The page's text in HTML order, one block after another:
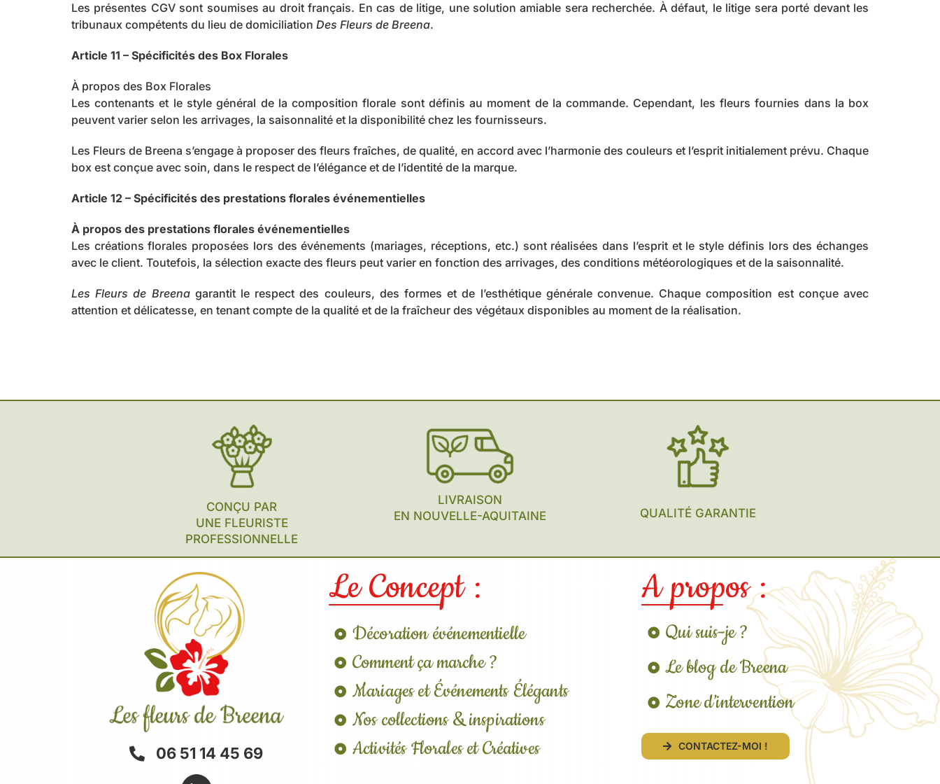
Les présentes CGV sont soumises au droit français. En cas de litige, une solution amiable sera recherchée. À défaut, le litige sera porté devant les
tribunaux compétents du lieu de domiciliation Des Fleurs de Breena.
Article 11 – Spécificités des Box Florales
À propos des Box Florales
Les contenants et le style général de la composition florale sont définis au moment de la commande. Cependant, les fleurs fournies dans la box
peuvent varier selon les arrivages, la saisonnalité et la disponibilité chez les fournisseurs.
Les Fleurs de Breena s’engage à proposer des fleurs fraîches, de qualité, en accord avec l’harmonie des couleurs et l’esprit initialement prévu. Chaque
box est conçue avec soin, dans le respect de l’élégance et de l’identité de la marque.
Article 12 – Spécificités des prestations florales événementielles
À propos des prestations florales événementielles
Les créations florales proposées lors des événements (mariages, réceptions, etc.) sont réalisées dans l’esprit et le style définis lors des échanges
avec le client. Toutefois, la sélection exacte des fleurs peut varier en fonction des arrivages, des conditions météorologiques et de la saisonnalité.
Les Fleurs de Breenagarantit le respect des couleurs, des formes et de l’esthétique générale convenue. Chaque composition est conçue avec
attention et délicatesse, en tenant compte de la qualité et de la fraîcheur des végétaux disponibles au moment de la réalisation.
CONÇU PAR
UNE FLEURISTE
PROFESSIONNELLE
LIVRAISON
EN NOUVELLE-AQUITAINE
QUALITÉ GARANTIE
06 51 14 45 69
Le Concept :
Décoration événementielle
Comment ça marche ?
Mariages et Événements Élégants
Nos collections & inspirations
Activités Florales et Créatives
A propos :
Qui suis-je ?
Le blog de Breena
Zone d’intervention
CONTACTEZ-MOI !